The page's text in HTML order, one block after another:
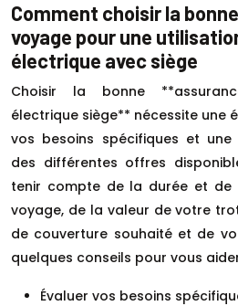
Comment choisir la
voyage pour une
électrique avec siège
Choisir la bonne
électrique siège** nécessite une
vos besoins spécifiques et
des différentes offres
tenir compte de la durée et
voyage, de la valeur de votre
de couverture souhaité et de
quelques conseils pour vous
Évaluer vos besoins